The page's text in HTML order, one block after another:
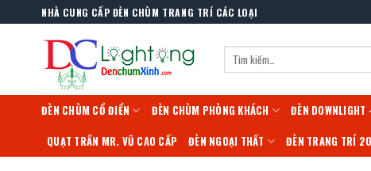
to
NHÀ CUNG CẤP ĐÈN CHÙM TRANG TRÍ CÁC LOẠI
Tìm
kiếm:
ĐÈN CHÙM CỔ ĐIỂN ĐÈN CHÙM PHÒNG KHÁCH ĐÈN DOWNLIGHT
QUẠT TRẦN MR. VŨ CAO CẤP ĐÈN NGOẠI THẤT ĐÈN TRANG TRÍ